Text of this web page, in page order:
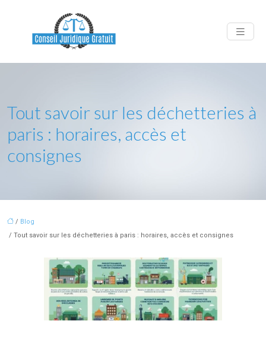
Tout savoir sur les déchetteries à
paris : horaires, accès et
consignes
/ Blog
/ Tout savoir sur les déchetteries à paris : horaires, accès et consignes